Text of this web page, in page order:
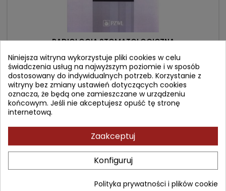
RADIOLOGIA STOMATOLOGICZNA
Autor: Teresa Katarzyna Różyło
(0)
Cena
193,90 złCena
podstawowa
229,00 zł
- 12,10 zł
favorite_border
Niniejsza witryna wykorzystuje pliki cookies w celu
świadczenia usług na najwyższym poziomie i w sposób
dostosowany do indywidualnych potrzeb. Korzystanie z
witryny bez zmiany ustawień dotyczących cookies
oznacza, że będą one zamieszczane w urządzeniu
końcowym. Jeśli nie akceptujesz opuść tę stronę
internetową.
Zaakceptuj
Konfiguruj
Polityka prywatności i plików cookie